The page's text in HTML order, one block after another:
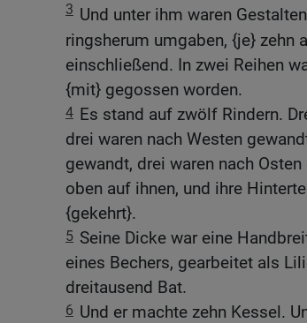
3 Und unter ihm waren
ringsherum umgaben, {je} zehn
einschließend. In zwei Reihen
{mit} gegossen worden.
4 Es stand auf zwölf Rindern.
drei waren nach Westen
gewandt, drei waren nach
oben auf ihnen, und ihre
{gekehrt}.
5 Seine Dicke war eine
eines Bechers, gearbeitet als
dreitausend Bat.
6 Und er machte zehn Kessel.